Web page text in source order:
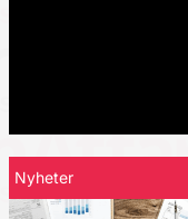
Nyheter